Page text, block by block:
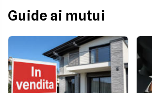
Guide ai mutui